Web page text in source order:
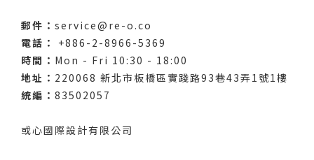
郵件： service@re-o.co
電話：
+886-2-8966-5369
時間： Mon - Fri 10:30 - 18:00
地址： 220068 新北市板橋區實踐路93巷43弄1號1樓
統編： 83502057
或心國際設計有限公司